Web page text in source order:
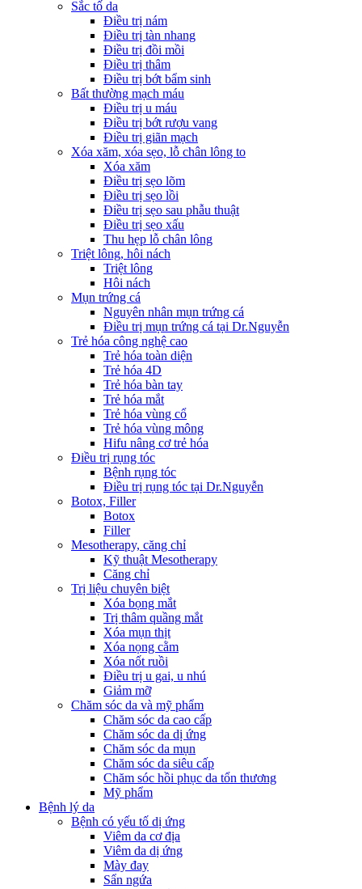
Sắc tố da
Điều trị nám
Điều trị tàn nhang
Điều trị đồi mồi
Điều trị thâm
Điều trị bớt bẩm sinh
Bất thường mạch máu
Điều trị u máu
Điều trị bớt rượu vang
Điều trị giãn mạch
Xóa xăm, xóa sẹo, lỗ chân lông to
Xóa xăm
Điều trị sẹo lõm
Điều trị sẹo lồi
Điều trị sẹo sau phẫu thuật
Điều trị sẹo xấu
Thu hẹp lỗ chân lông
Triệt lông, hôi nách
Triệt lông
Hôi nách
Mụn trứng cá
Nguyên nhân mụn trứng cá
Điều trị mụn trứng cá tại Dr.Nguyễn
Trẻ hóa công nghệ cao
Trẻ hóa toàn diện
Trẻ hóa 4D
Trẻ hóa bàn tay
Trẻ hóa mắt
Trẻ hóa vùng cổ
Trẻ hóa vùng mông
Hifu nâng cơ trẻ hóa
Điều trị rụng tóc
Bệnh rụng tóc
Điều trị rụng tóc tại Dr.Nguyễn
Botox, Filler
Botox
Filler
Mesotherapy, căng chỉ
Kỹ thuật Mesotherapy
Căng chỉ
Trị liệu chuyên biệt
Xóa bọng mắt
Trị thâm quầng mắt
Xóa mụn thịt
Xóa nọng cằm
Xóa nốt ruồi
Điều trị u gai, u nhú
Giảm mỡ
Chăm sóc da và mỹ phẩm
Chăm sóc da cao cấp
Chăm sóc da dị ứng
Chăm sóc da mụn
Chăm sóc da siêu cấp
Chăm sóc hồi phục da tổn thương
Mỹ phẩm
Bệnh lý da
Bệnh có yếu tố dị ứng
Viêm da cơ địa
Viêm da dị ứng
Mày đay
Sẩn ngứa